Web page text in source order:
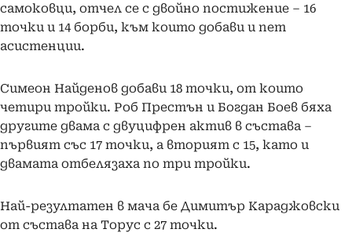
самоковци, отчел се с двойно постижение – 16
точки и 14 борби, към които добави и пет
асистенции.
Симеон Найденов добави 18 точки, от които
четири тройки. Роб Престън и Богдан Боев бяха
другите двама с двуцифрен актив в състава –
първият със 17 точки, а вторият с 15, като и
двамата отбелязаха по три тройки.
Най-резултатен в мача бе Димитър Караджовски
от състава на Торус с 27 точки.